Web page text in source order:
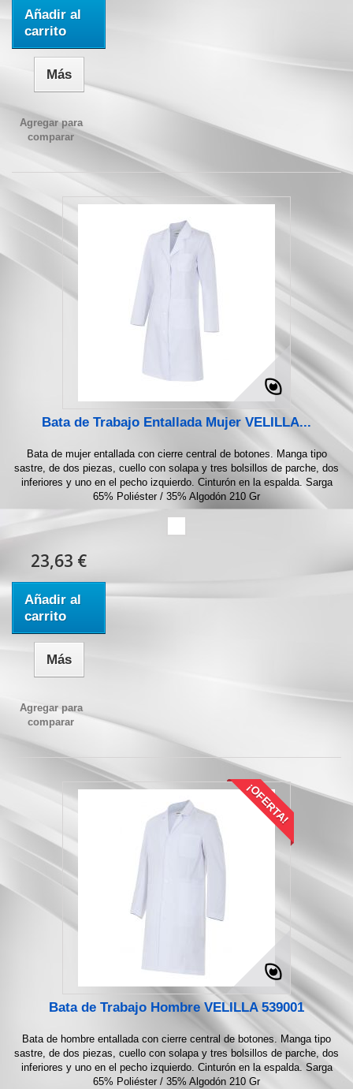
Añadir al
carrito
Más
Agregar para
comparar
Bata de Trabajo Entallada Mujer VELILLA...
Bata de mujer entallada con cierre central de botones. Manga tipo
sastre, de dos piezas, cuello con solapa y tres bolsillos de parche, dos
inferiores y uno en el pecho izquierdo. Cinturón en la espalda. Sarga
65% Poliéster / 35% Algodón 210 Gr
23,63 €
Añadir al
carrito
Más
Agregar para
comparar
¡OFERTA!
Bata de Trabajo Hombre VELILLA 539001
Bata de hombre entallada con cierre central de botones. Manga tipo
sastre, de dos piezas, cuello con solapa y tres bolsillos de parche, dos
inferiores y uno en el pecho izquierdo. Cinturón en la espalda. Sarga
65% Poliéster / 35% Algodón 210 Gr